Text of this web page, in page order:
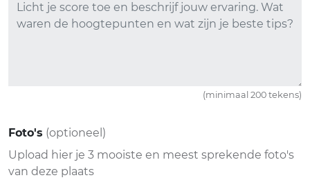
(minimaal 200 tekens)
Foto's (optioneel)
Upload hier je 3 mooiste en meest sprekende foto's
van deze plaats